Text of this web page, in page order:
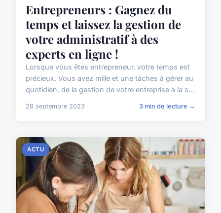
Entrepreneurs : Gagnez du
temps et laissez la gestion de
votre administratif à des
experts en ligne !
Lorsque vous êtes entrepreneur, votre temps est
précieux. Vous avez mille et une tâches à gérer au
quotidien, de la gestion de votre entreprise à la s...
28 septembre 2023 3 min de lecture →
ACTU